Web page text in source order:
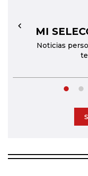
MI
Noticias
←